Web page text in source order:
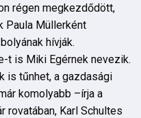
régen megkezdődött,
Paula Müllerként
hívják.
t is Miki Egérnek nevezik.
is tűnhet, a gazdasági
komolyabb –írja a
rovatában, Karl Schultes